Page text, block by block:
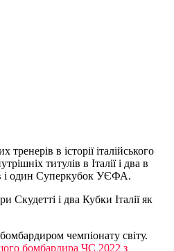
в історії італійського
титулів в Італії і два в
і один Суперкубок УЄФА.
Скудетті і два Кубки Італії як
чемпіонату світу.
бомбардира ЧС 2022 з